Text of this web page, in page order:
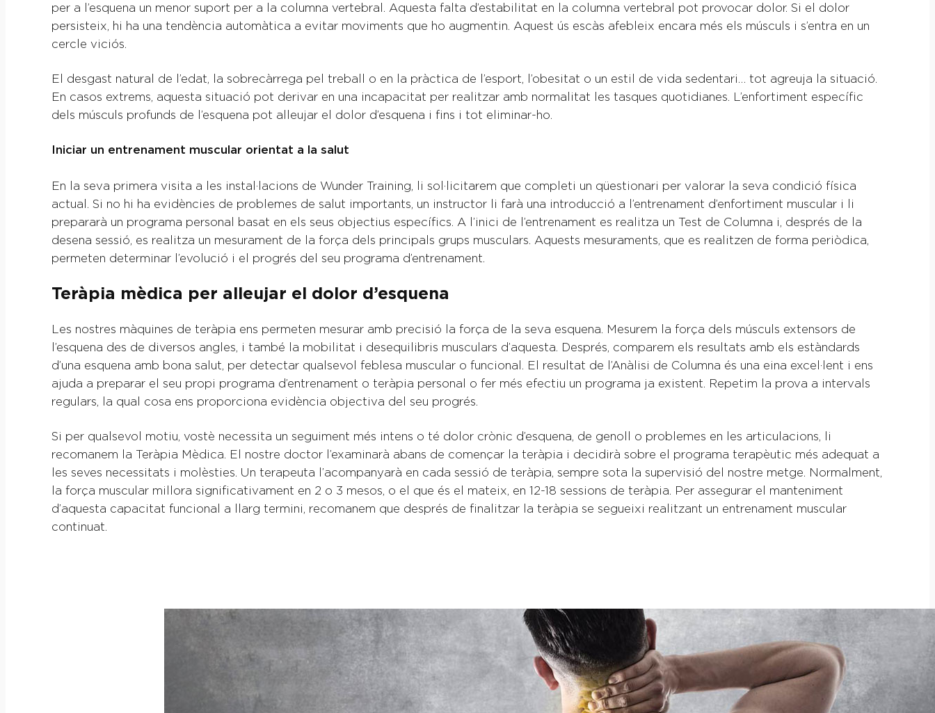
per a l’esquena un menor suport per a la columna vertebral. Aquesta falta d’estabilitat en la columna vertebral pot provocar dolor. Si el dolor
persisteix, hi ha una tendència automàtica a evitar moviments que ho augmentin. Aquest ús escàs afebleix encara més els músculs i s’entra en un
cercle viciós.
El desgast natural de l’edat, la sobrecàrrega pel treball o en la pràctica de l’esport, l’obesitat o un estil de vida sedentari… tot agreuja la situació.
En casos extrems, aquesta situació pot derivar en una incapacitat per realitzar amb normalitat les tasques quotidianes. L’enfortiment específic
dels músculs profunds de l’esquena pot alleujar el dolor d’esquena i fins i tot eliminar-ho.
Iniciar un entrenament muscular orientat a la salut
En la seva primera visita a les instal·lacions de Wunder Training, li sol·licitarem que completi un qüestionari per valorar la seva condició física
actual. Si no hi ha evidències de problemes de salut importants, un instructor li farà una introducció a l’entrenament d’enfortiment muscular i li
prepararà un programa personal basat en els seus objectius específics. A l’inici de l’entrenament es realitza un Test de Columna i, després de la
desena sessió, es realitza un mesurament de la força dels principals grups musculars. Aquests mesuraments, que es realitzen de forma periòdica,
permeten determinar l’evolució i el progrés del seu programa d’entrenament.
Teràpia mèdica per alleujar el dolor d’esquena
Les nostres màquines de teràpia ens permeten mesurar amb precisió la força de la seva esquena. Mesurem la força dels músculs extensors de
l’esquena des de diversos angles, i també la mobilitat i desequilibris musculars d’aquesta. Després, comparem els resultats amb els estàndards
d’una esquena amb bona salut, per detectar qualsevol feblesa muscular o funcional. El resultat de l’Anàlisi de Columna és una eina excel·lent i ens
ajuda a preparar el seu propi programa d’entrenament o teràpia personal o fer més efectiu un programa ja existent. Repetim la prova a intervals
regulars, la qual cosa ens proporciona evidència objectiva del seu progrés.
Si per qualsevol motiu, vostè necessita un seguiment més intens o té dolor crònic d’esquena, de genoll o problemes en les articulacions, li
recomanem la Teràpia Mèdica. El nostre doctor l’examinarà abans de començar la teràpia i decidirà sobre el programa terapèutic més adequat a
les seves necessitats i molèsties. Un terapeuta l’acompanyarà en cada sessió de teràpia, sempre sota la supervisió del nostre metge. Normalment,
la força muscular millora significativament en 2 o 3 mesos, o el que és el mateix, en 12-18 sessions de teràpia. Per assegurar el manteniment
d’aquesta capacitat funcional a llarg termini, recomanem que després de finalitzar la teràpia se segueixi realitzant un entrenament muscular
continuat.